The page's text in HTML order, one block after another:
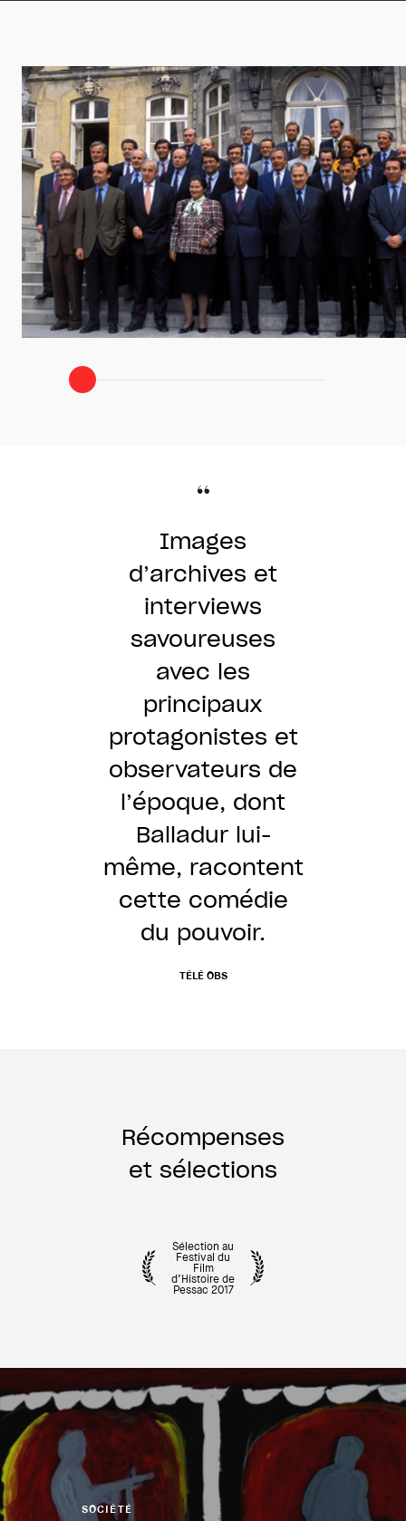
Images
d’archives et
interviews
savoureuses
avec les
principaux
protagonistes et
observateurs de
l’époque, dont
Balladur lui-
même, racontent
cette comédie
du pouvoir.
TÉLÉ OBS
Récompenses
et sélections
Sélection au
Festival du
Film
d’Histoire de
Pessac 2017
SOCIÉTÉ